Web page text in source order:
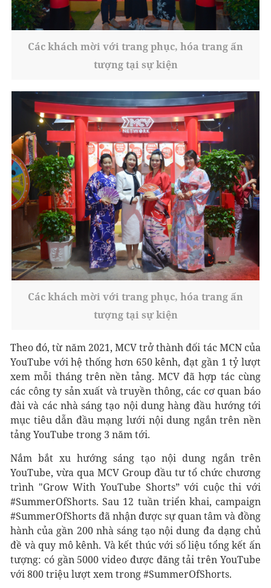
Các khách mời với trang phục, hóa trang ấn
tượng tại sự kiện
Các khách mời với trang phục, hóa trang ấn
tượng tại sự kiện
Theo đó, từ năm 2021, MCV trở thành đối tác MCN của
YouTube với hệ thống hơn 650 kênh, đạt gần 1 tỷ lượt
xem mỗi tháng trên nền tảng. MCV đã hợp tác cùng
các công ty sản xuất và truyền thông, các cơ quan báo
đài và các nhà sáng tạo nội dung hàng đầu hướng tới
mục tiêu dẫn đầu mạng lưới nội dung ngắn trên nền
tảng YouTube trong 3 năm tới.
Nắm bắt xu hướng sáng tạo nội dung ngắn trên
YouTube, vừa qua MCV Group đầu tư tổ chức chương
trình "Grow With YouTube Shorts” với cuộc thi với
#SummerOfShorts. Sau 12 tuần triển khai, campaign
#SummerOfShorts đã nhận được sự quan tâm và đồng
hành của gần 200 nhà sáng tạo nội dung đa dạng chủ
đề và quy mô kênh. Và kết thúc với số liệu tổng kết ấn
tượng: có gần 5000 video được đăng tải trên YouTube
với 800 triệu lượt xem trong #SummerOfShorts.